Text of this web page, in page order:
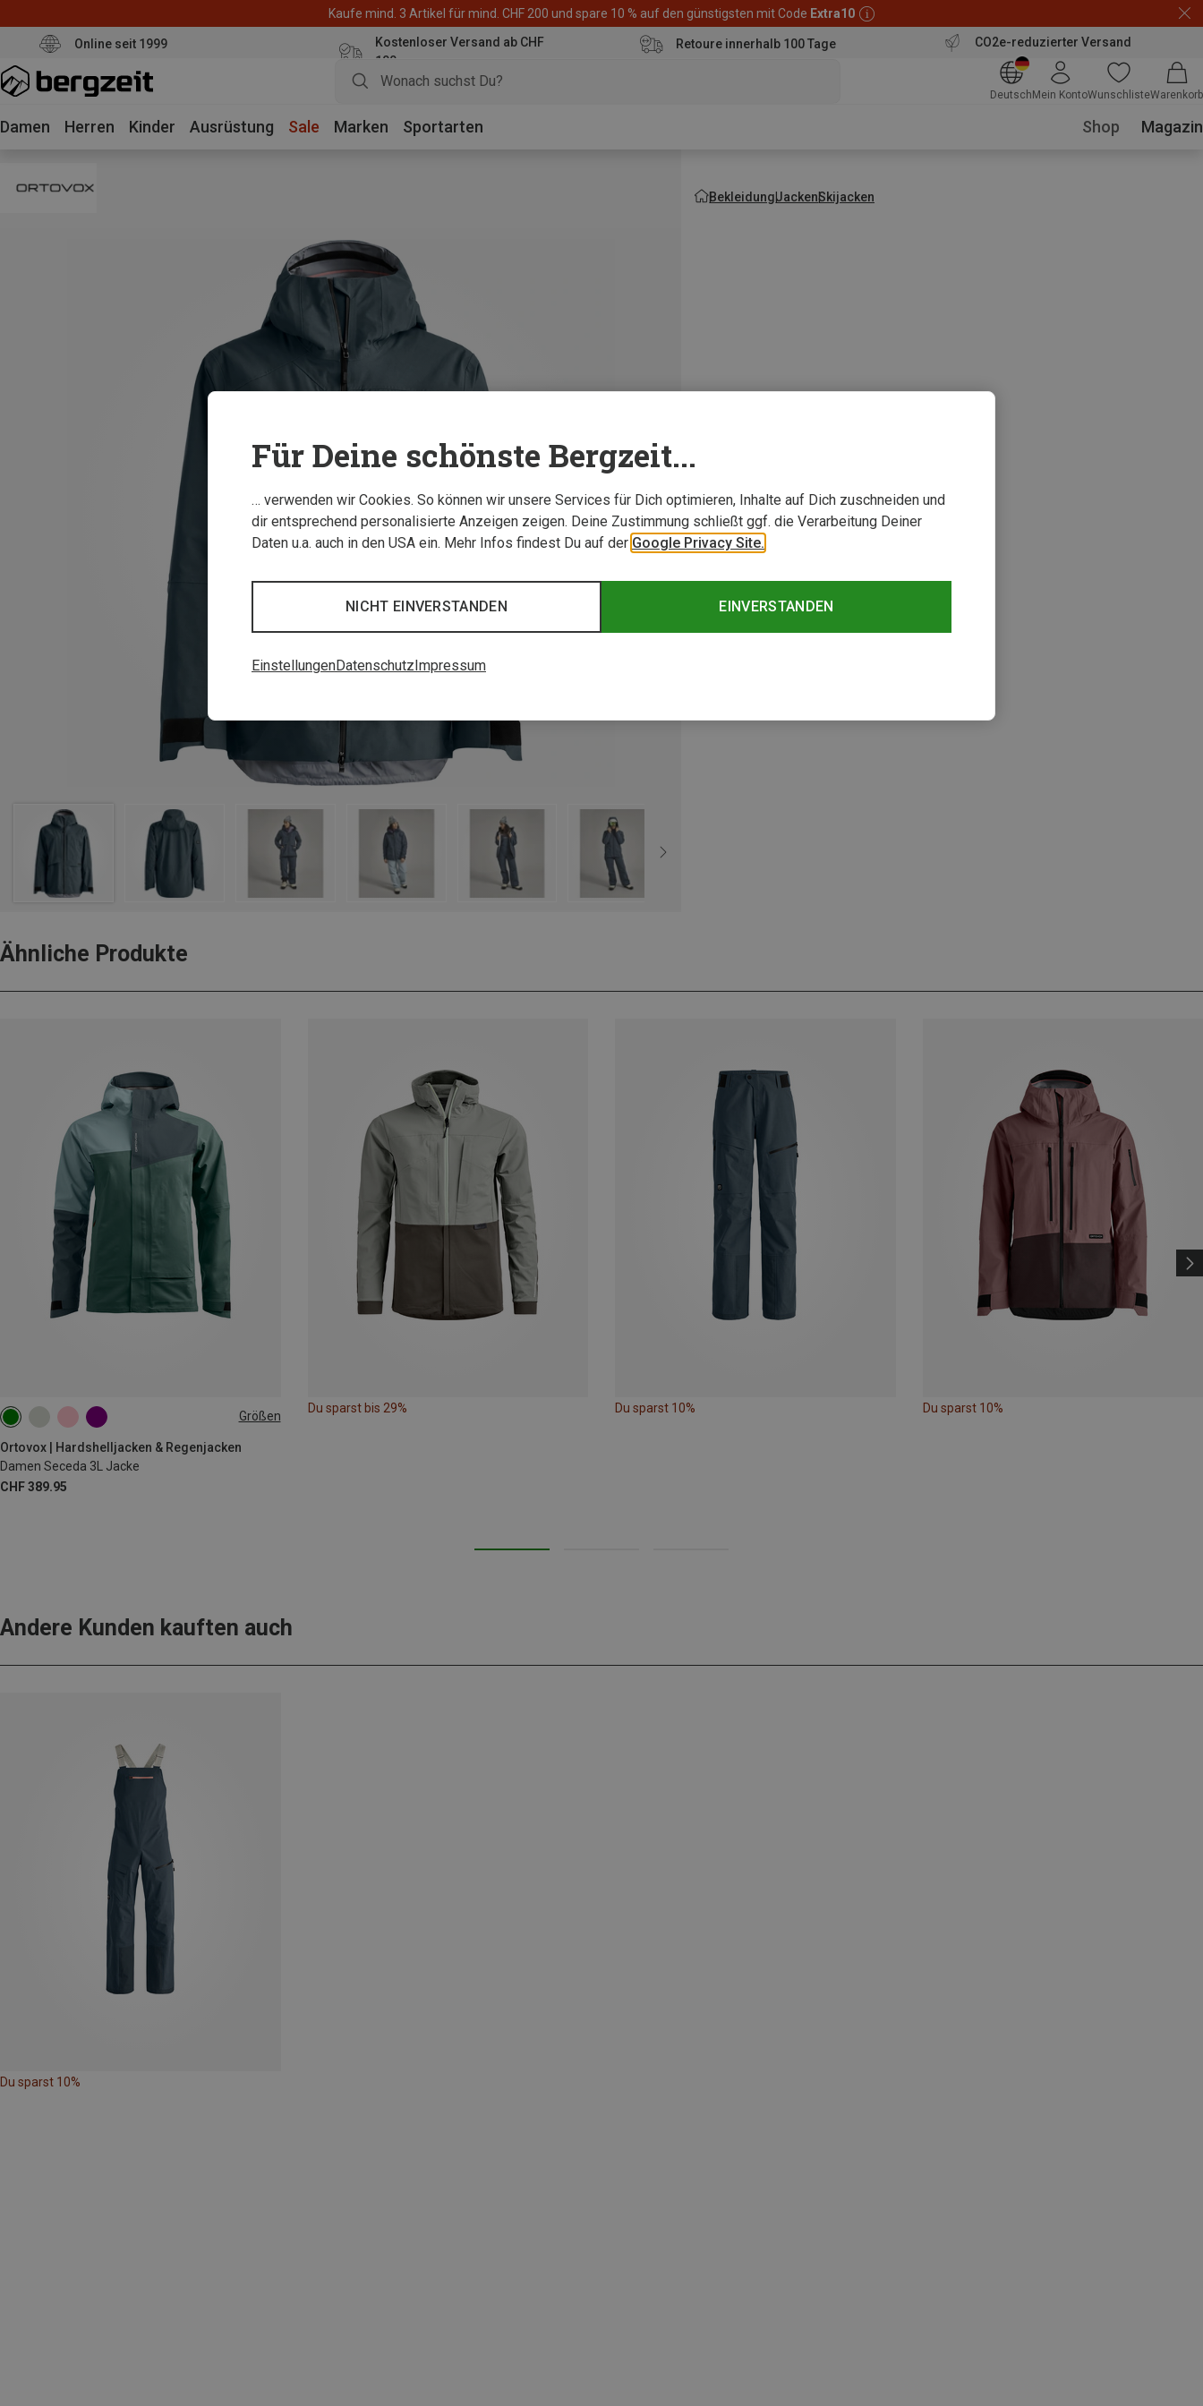
Kaufe mind. 3 Artikel für mind. CHF 200 und spare 10 % auf den günstigsten mit Code Extra10
Online seit 1999
Kostenloser Versand ab CHF
100
Retoure innerhalb 100 Tage CO2e-reduzierter Versand
Deutsch Mein KontoWunschlisteWarenkorb
Damen Herren Kinder Ausrüstung Sale Marken Sportarten Shop Magazin
BekleidungJackenSkijacken
Ähnliche Produkte
Größen
Ortovox | Hardshelljacken & Regenjacken
Damen Seceda 3L Jacke
CHF 389.95
XS M
Du sparst bis 29% Du sparst 10% Du sparst 10%
Andere Kunden kauften auch
Du sparst 10%
Für Deine schönste Bergzeit...
… verwenden wir Cookies. So können wir unsere Services für Dich optimieren, Inhalte auf Dich zuschneiden und
dir entsprechend personalisierte Anzeigen zeigen. Deine Zustimmung schließt ggf. die Verarbeitung Deiner
Daten u.a. auch in den USA ein. Mehr Infos findest Du auf der Google Privacy Site.
EINVERSTANDEN
NICHT EINVERSTANDEN
EinstellungenDatenschutzImpressum